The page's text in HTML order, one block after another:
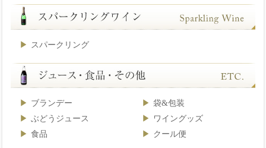
スパークリング
ブランデー
袋&包装
ぶどうジュース
ワイングッズ
食品
クール便